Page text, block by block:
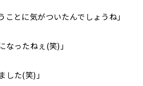
ことに気がついたんでしょうね」
なったねぇ(笑)」
した(笑)」